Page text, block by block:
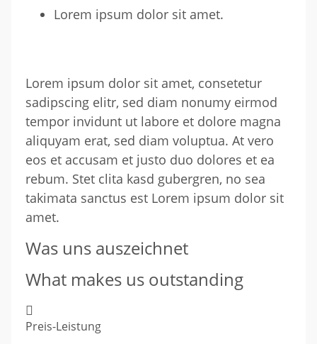
Lorem ipsum dolor sit amet.
Lorem ipsum dolor sit amet, consetetur
sadipscing elitr, sed diam nonumy eirmod
tempor invidunt ut labore et dolore magna
aliquyam erat, sed diam voluptua. At vero
eos et accusam et justo duo dolores et ea
rebum. Stet clita kasd gubergren, no sea
takimata sanctus est Lorem ipsum dolor sit
amet.
Was uns auszeichnet
What makes us outstanding
Preis-Leistung